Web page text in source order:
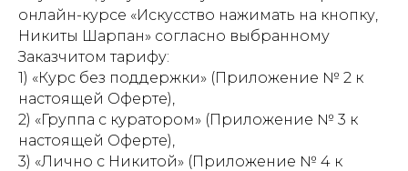
онлайн-курсе «Искусство нажимать на кнопку,
Никиты Шарпан» согласно выбранному
Заказчитом тарифу:
1) «Курс без поддержки» (Приложение № 2 к
настоящей Оферте),
2) «Группа с куратором» (Приложение № 3 к
настоящей Оферте),
3) «Лично с Никитой» (Приложение № 4 к